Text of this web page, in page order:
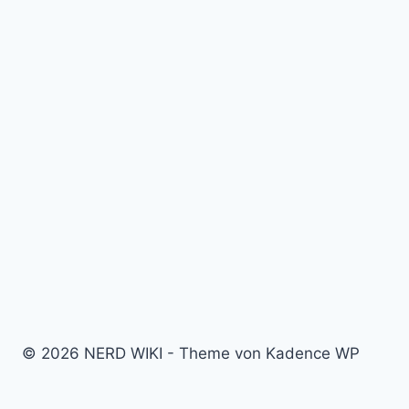
© 2026 NERD WIKI - Theme von Kadence WP